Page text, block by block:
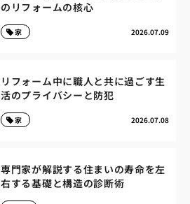
のリフォームの核心
2026.07.09
家
リフォーム中に職人と共に過ごす生
活のプライバシーと防犯
2026.07.08
家
専門家が解説する住まいの寿命を左
右する基礎と構造の診断術